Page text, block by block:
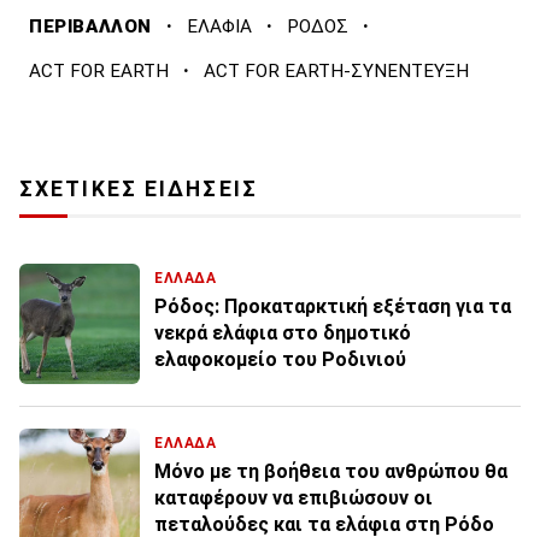
ΠΕΡΙΒΑΛΛΟΝ · ΕΛΑΦΙΑ · ΡΟΔΟΣ ·
ACT FOR EARTH · ACT FOR EARTH-ΣΥΝΕΝΤΕΥΞΗ
ΣΧΕΤΙΚΕΣ ΕΙΔΗΣΕΙΣ
ΕΛΛΑΔΑ
Ρόδος: Προκαταρκτική εξέταση για τα
νεκρά ελάφια στο δημοτικό
ελαφοκομείο του Ροδινιού
ΕΛΛΑΔΑ
Μόνο με τη βοήθεια του ανθρώπου θα
καταφέρουν να επιβιώσουν οι
πεταλούδες και τα ελάφια στη Ρόδο